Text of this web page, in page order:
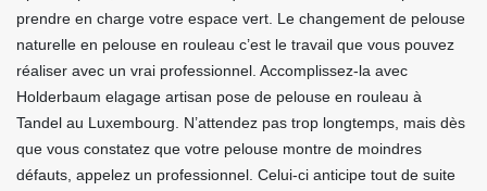
prendre en charge votre espace vert. Le changement de pelouse
naturelle en pelouse en rouleau c’est le travail que vous pouvez
réaliser avec un vrai professionnel. Accomplissez-la avec
Holderbaum elagage artisan pose de pelouse en rouleau à
Tandel au Luxembourg. N’attendez pas trop longtemps, mais dès
que vous constatez que votre pelouse montre de moindres
défauts, appelez un professionnel. Celui-ci anticipe tout de suite